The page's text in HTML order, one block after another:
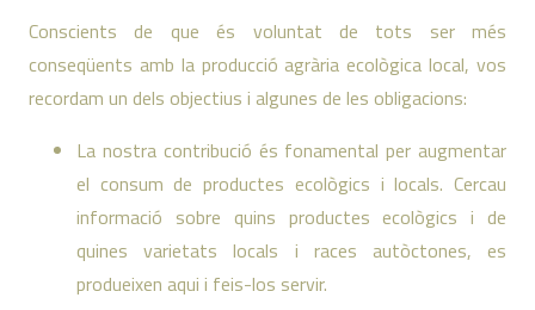
Conscients de que és voluntat de tots ser més
conseqüents amb la producció agrària ecològica local, vos
recordam un dels objectius i algunes de les obligacions:
La nostra contribució és fonamental per augmentar
el consum de productes ecològics i locals. Cercau
informació sobre quins productes ecològics i de
quines varietats locals i races autòctones, es
produeixen aqui i feis-los servir.